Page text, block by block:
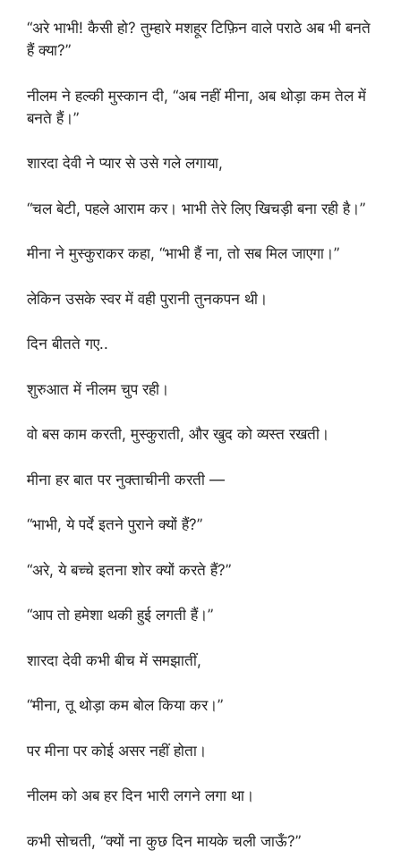
“अरे भाभी! कैसी हो? तुम्हारे मशहूर टिफ़िन वाले पराठे अब भी बनते
हैं क्या?”
नीलम ने हल्की मुस्कान दी, “अब नहीं मीना, अब थोड़ा कम तेल में
बनते हैं।”
शारदा देवी ने प्यार से उसे गले लगाया,
“चल बेटी, पहले आराम कर। भाभी तेरे लिए खिचड़ी बना रही है।”
मीना ने मुस्कुराकर कहा, “भाभी हैं ना, तो सब मिल जाएगा।”
लेकिन उसके स्वर में वही पुरानी तुनकपन थी।
दिन बीतते गए..
शुरुआत में नीलम चुप रही।
वो बस काम करती, मुस्कुराती, और खुद को व्यस्त रखती।
मीना हर बात पर नुक्ताचीनी करती —
“भाभी, ये पर्दे इतने पुराने क्यों हैं?”
“अरे, ये बच्चे इतना शोर क्यों करते हैं?”
“आप तो हमेशा थकी हुई लगती हैं।”
शारदा देवी कभी बीच में समझातीं,
“मीना, तू थोड़ा कम बोल किया कर।”
पर मीना पर कोई असर नहीं होता।
नीलम को अब हर दिन भारी लगने लगा था।
कभी सोचती, “क्यों ना कुछ दिन मायके चली जाऊँ?”